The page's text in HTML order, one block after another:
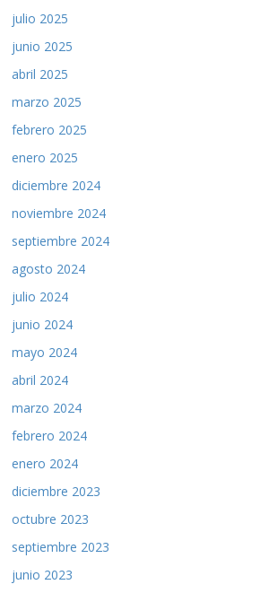
julio 2025
junio 2025
abril 2025
marzo 2025
febrero 2025
enero 2025
diciembre 2024
noviembre 2024
septiembre 2024
agosto 2024
julio 2024
junio 2024
mayo 2024
abril 2024
marzo 2024
febrero 2024
enero 2024
diciembre 2023
octubre 2023
septiembre 2023
junio 2023